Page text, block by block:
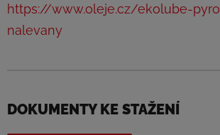
https://www.oleje.cz/ekolube-
nalevany
DOKUMENTY KE STAŽENÍ